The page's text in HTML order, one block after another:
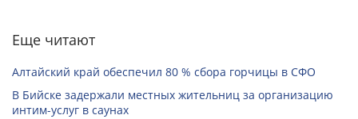
Еще читают
Алтайский край обеспечил 80 % сбора горчицы в СФО
В Бийске задержали местных жительниц за организацию
интим-услуг в саунах